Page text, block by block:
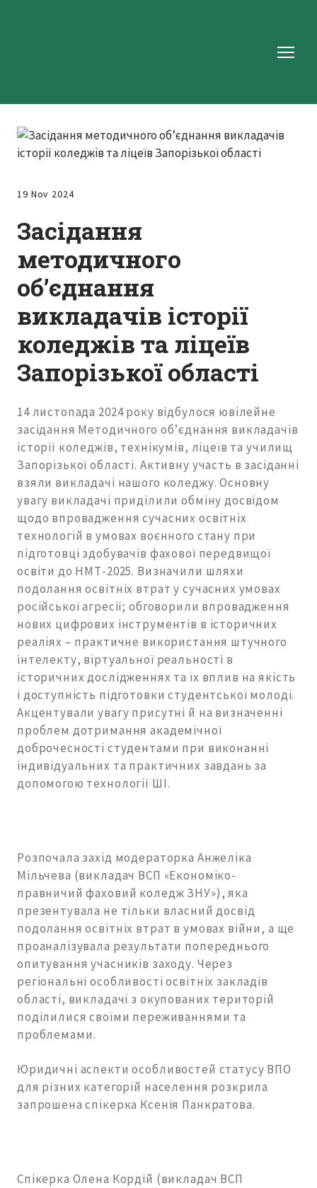
19 Nov 2024
Засідання
методичного
об’єднання
викладачів історії
коледжів та ліцеїв
Запорізької області
14 листопада 2024 року відбулося ювілейне
засідання Методичного об’єднання викладачів
історії коледжів, технікумів, ліцеїв та училищ
Запорізької області. Активну участь в засіданні
взяли викладачі нашого коледжу. Основну
увагу викладачі приділили обміну досвідом
щодо впровадження сучасних освітніх
технологій в умовах воєнного стану при
підготовці здобувачів фахової передвищої
освіти до НМТ-2025. Визначили шляхи
подолання освітніх втрат у сучасних умовах
російської агресії; обговорили впровадження
нових цифрових інструментів в історичних
реаліях – практичне використання штучного
інтелекту, віртуальної реальності в
історичних дослідженнях та їх вплив на якість
і доступність підготовки студентської молоді.
Акцентували увагу присутні й на визначенні
проблем дотримання академічної
доброчесності студентами при виконанні
індивідуальних та практичних завдань за
допомогою технології ШІ.
Розпочала захід модераторка Анжеліка
Мільчева (викладач ВСП «Економіко-
правничий фаховий коледж ЗНУ»), яка
презентувала не тільки власний досвід
подолання освітніх втрат в умовах війни, а ще
проаналізувала результати попереднього
опитування учасників заходу. Через
регіональні особливості освітніх закладів
області, викладачі з окупованих територій
поділилися своїми переживаннями та
проблемами.
Юридичні аспекти особливостей статусу ВПО
для різних категорій населення розкрила
запрошена спікерка Ксенія Панкратова.
Спікерка Олена Кордій (викладач ВСП